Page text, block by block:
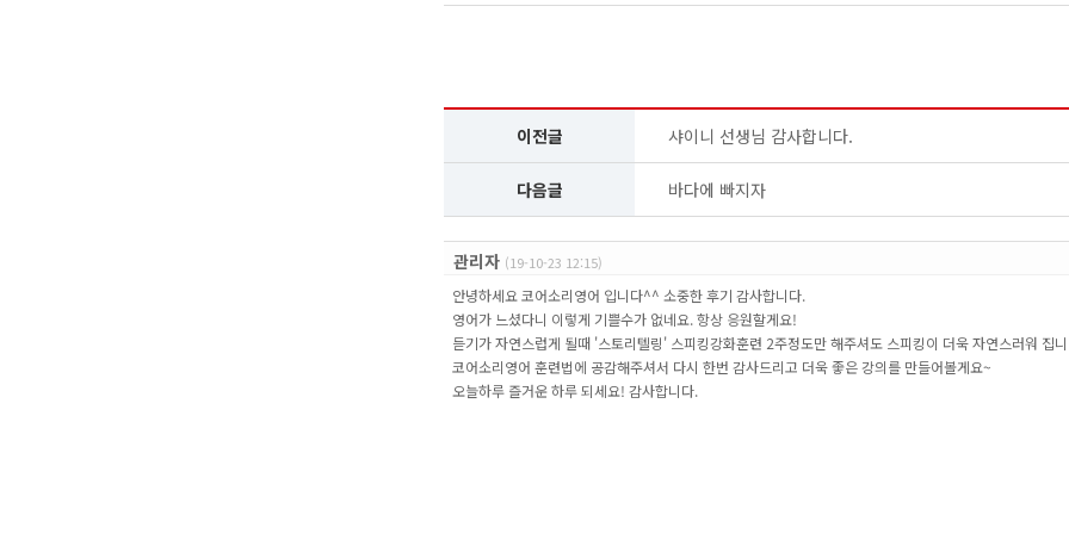
이전글 샤이니 선생님 감사합니다.
다음글 바다에 빠지자
관리자 (19-10-23 12:15)
안녕하세요 코어소리영어 입니다^^ 소중한 후기 감사합니다.
영어가 느셨다니 이렇게 기쁠수가 없네요. 항상 응원할게요!
듣기가 자연스럽게 될때 '스토리텔링' 스피킹강화훈련 2주정도만 해주셔도 스피킹이 더욱 자연스러워 집
코어소리영어 훈련법에 공감해주셔서 다시 한번 감사드리고 더욱 좋은 강의를 만들어볼게요~
오늘하루 즐거운 하루 되세요! 감사합니다.